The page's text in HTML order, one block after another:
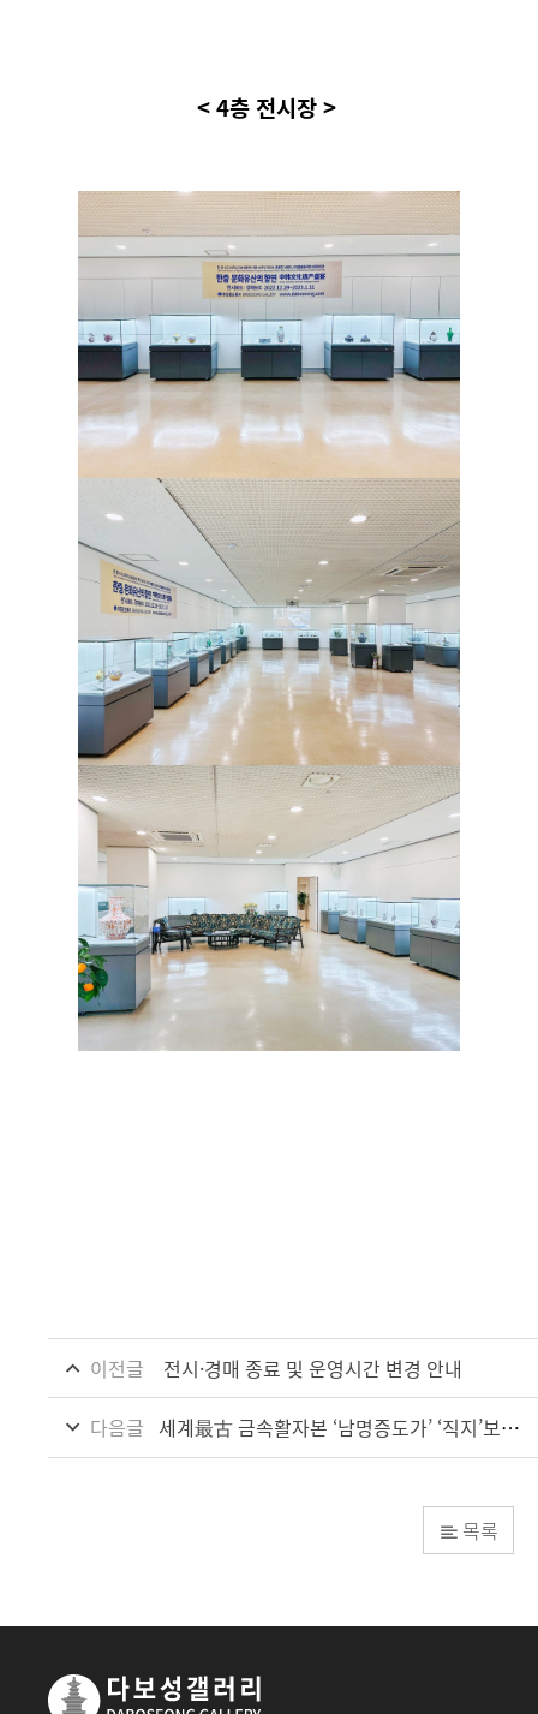
< 4층 전시장 >
이전글 전시·경매 종료 및 운영시간 변경 안내
다음글 세계最古 금속활자본 ‘남명증도가’ ‘직지’보다 오래된 것 과학적 입증”
목록